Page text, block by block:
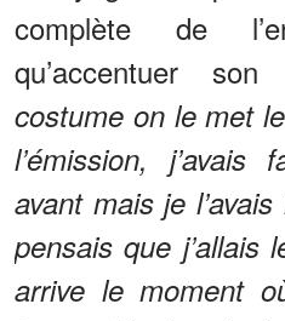
complète de
qu’accentuer
costume on le met
l’émission, j’avais
avant mais je
pensais que j’allais
arrive le moment